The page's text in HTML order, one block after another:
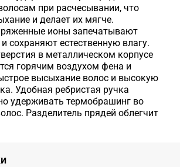
при расчесывании, что
и делает их мягче.
ионы запечатывают
сохраняют естественную влагу.
в металлическом корпусе
горячим воздухом фена и
высыхание волос и высокую
Удобная ребристая ручка
удерживать термобрашинг во
Разделитель прядей облегчит